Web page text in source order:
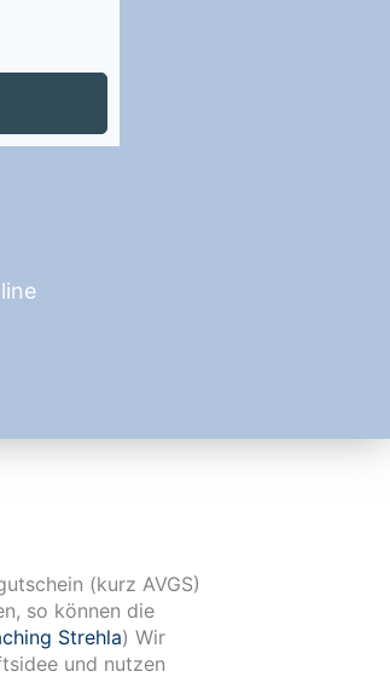
Strehla) Wir
und nutzen